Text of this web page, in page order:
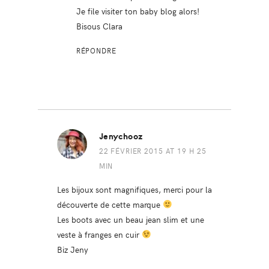
Je file visiter ton baby blog alors!
Bisous Clara
RÉPONDRE
Jenychooz
22 FÉVRIER 2015 AT 19 H 25
MIN
Les bijoux sont magnifiques, merci pour la
découverte de cette marque
Les boots avec un beau jean slim et une
veste à franges en cuir
Biz Jeny